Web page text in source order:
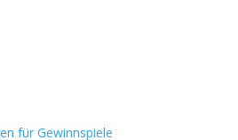
für Gewinnspiele